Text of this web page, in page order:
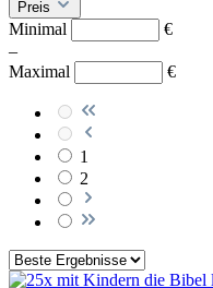
Preis
Minimal
€
–
Maximal
€
1
2